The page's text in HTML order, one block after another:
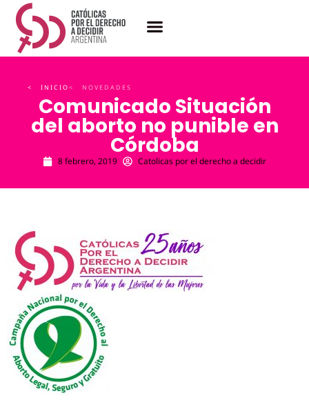
< INICIO< NOVEDADES
Comunicado Situación
del aborto no punible en
Córdoba
8 febrero, 2019 Catolicas por el derecho a decidir